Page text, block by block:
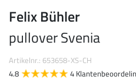
Felix Bühler
pullover Svenia
Artikelnr.: 653658-XS-CH
4.8
4